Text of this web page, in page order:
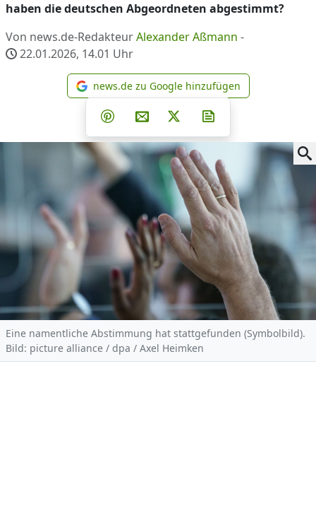
haben die deutschen Abgeordneten abgestimmt?
Von news.de-RedakteurAlexander Aßmann -
22.01.2026, 14.01 Uhr
news.de zu Google
news.de zu Google hinzufügen
Teilen auf Facebook
Teilen auf Whatsapp
Teilen auf Telegram
Teilen auf Pinterest
Per E-Mail teilen
Post auf X
Eine namentliche Abstimmung hat stattgefunden (Symbolbild).
Bild: picture alliance / dpa / Axel Heimken